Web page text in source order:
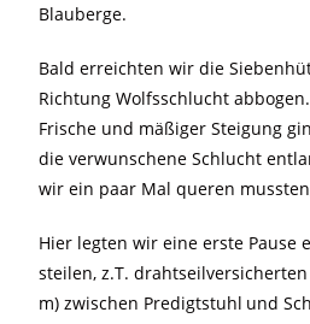
Blauberge.
Bald erreichten wir die
Richtung Wolfsschlucht
Frische und mäßiger Steigung
die verwunschene Schlucht
wir ein paar Mal queren
Hier legten wir eine erste Pause
steilen, z.T.
m) zwischen Predigtstuhl und